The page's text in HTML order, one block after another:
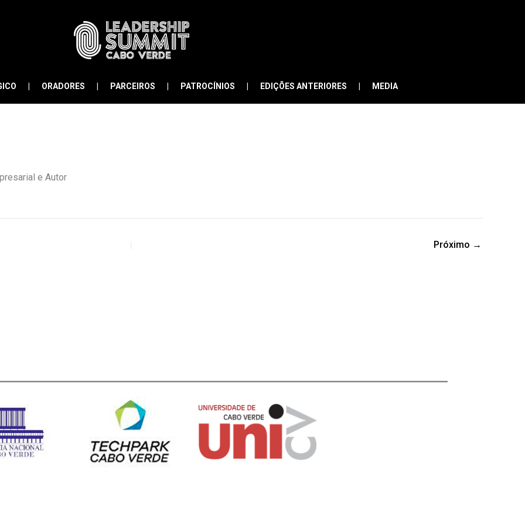
ORADORES PARCEIROS PATROCÍNIOS EDIÇÕES ANTERIORES MEDIA
e Autor
Próximo →